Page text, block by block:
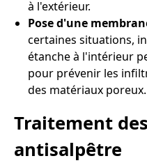
à l'extérieur.
Pose d'une
certaines situations,
étanche à l'intérieur
pour prévenir les
des matériaux poreux.
Traitement
antisalpêtre